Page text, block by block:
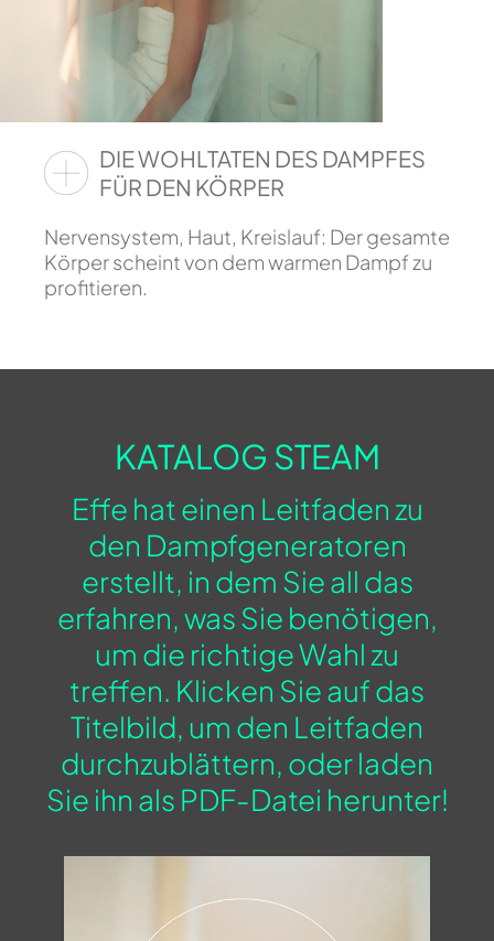
DIE WOHLTATEN DES DAMPFES
FÜR DEN KÖRPER
Nervensystem, Haut, Kreislauf: Der gesamte
Körper scheint von dem warmen Dampf zu
profitieren.
KATALOG STEAM
Effe hat einen Leitfaden zu
den Dampfgeneratoren
erstellt, in dem Sie all das
erfahren, was Sie benötigen,
um die richtige Wahl zu
treffen. Klicken Sie auf das
Titelbild, um den Leitfaden
durchzublättern, oder laden
Sie ihn als PDF-Datei herunter!